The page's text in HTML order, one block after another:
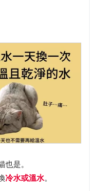
也是。
冷水或溫水。